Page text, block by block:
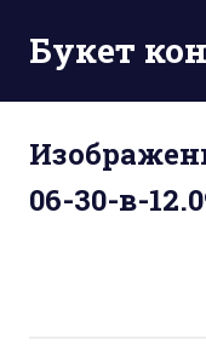
содержимому
Букет
06-30-в-